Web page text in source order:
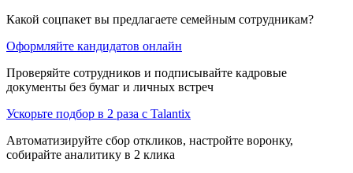
Какой соцпакет вы предлагаете семейным сотрудникам?
Оформляйте кандидатов онлайн
Проверяйте сотрудников и подписывайте кадровые
документы без бумаг и личных встреч
Ускорьте подбор в 2 раза с Talantix
Автоматизируйте сбор откликов, настройте воронку,
собирайте аналитику в 2 клика